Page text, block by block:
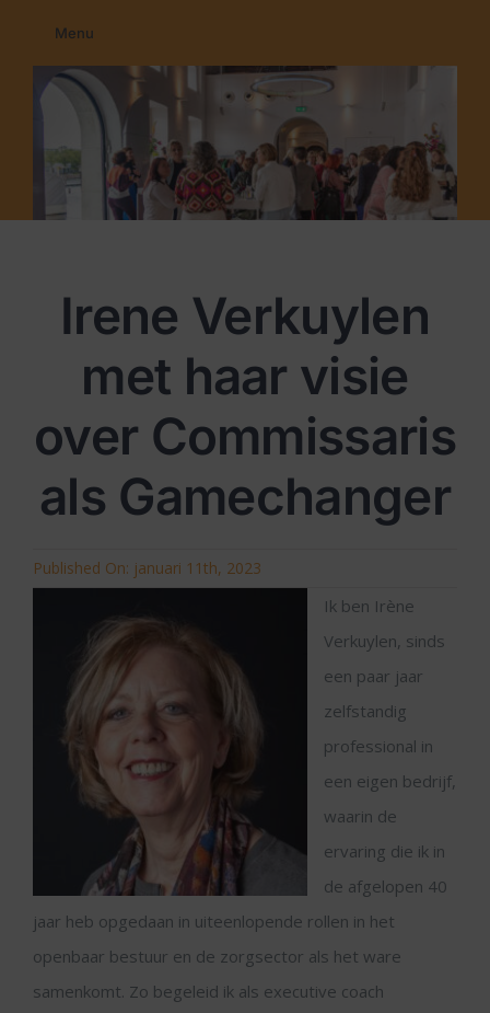
inhoud
Menu
Home
Membership
Programma’s
Irene Verkuylen
met haar visie
over Commissaris
als Gamechanger
Published On: januari 11th, 2023
Ik ben Irène
Verkuylen, sinds
een paar jaar
zelfstandig
professional in
een eigen bedrijf,
waarin de
ervaring die ik in
de afgelopen 40
jaar heb opgedaan in uiteenlopende rollen in het
openbaar bestuur en de zorgsector als het ware
samenkomt. Zo begeleid ik als executive coach